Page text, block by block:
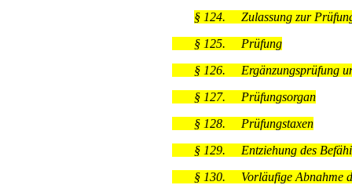
§ 124.
Zulassung zur
§ 125.
Prüfung
§ 126.
Ergänzungsprüfung
§ 127.
Prüfungsorgan
§ 128.
Prüfungstaxen
§ 129.
Entziehung des
§ 130.
Vorläufige Abnahme